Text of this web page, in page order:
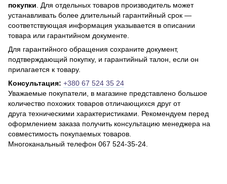
покупки. Для отдельных товаров производитель может
устанавливать более длительный гарантийный срок —
соответствующая информация указывается в описании
товара или гарантийном документе.
Для гарантийного обращения сохраните документ,
подтверждающий покупку, и гарантийный талон, если он
прилагается к товару.
Консультация: +380 67 524 35 24
Уважаемые покупатели, в магазине представлено большое
количество похожих товаров отличающихся друг от
друга техническими характеристиками. Рекомендуем перед
оформлением заказа получить консультацию менеджера на
совместимость покупаемых товаров.
Многоканальный телефон 067 524-35-24.